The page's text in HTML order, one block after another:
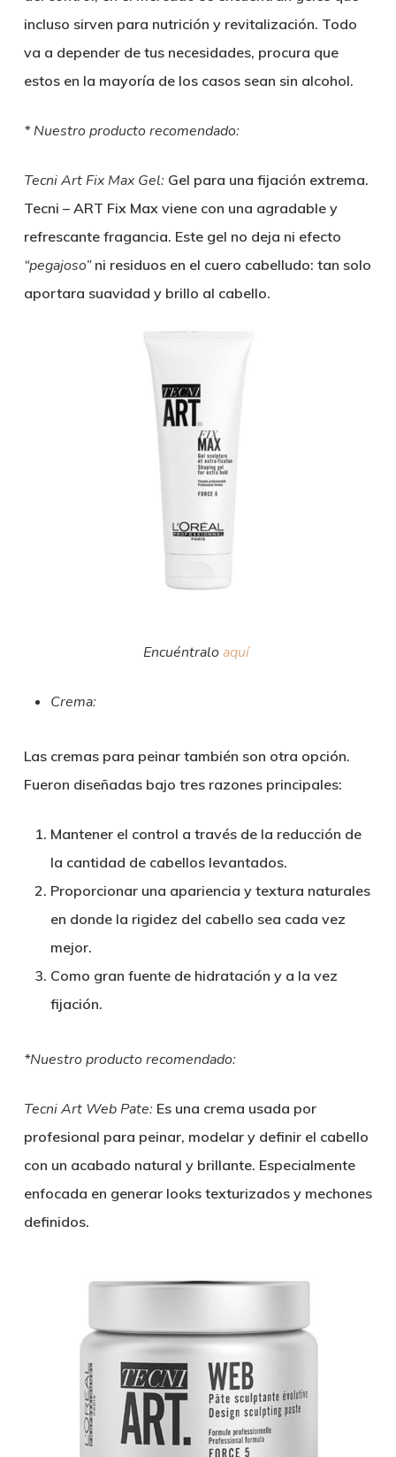
incluso sirven para nutrición y revitalización. Todo
va a depender de tus necesidades, procura que
estos en la mayoría de los casos sean sin alcohol.
* Nuestro producto recomendado:
Tecni Art Fix Max Gel: Gel para una fijación extrema.
Tecni – ART Fix Max viene con una agradable y
refrescante fragancia. Este gel no deja ni efecto
“pegajoso” ni residuos en el cuero cabelludo: tan solo
aportara suavidad y brillo al cabello.
Encuéntraloaquí
Crema:
Las cremas para peinar también son otra opción.
Fueron diseñadas bajo tres razones principales:
Mantener el control a través de la reducción de
la cantidad de cabellos levantados.
Proporcionar una apariencia y textura naturales
en donde la rigidez del cabello sea cada vez
mejor.
Como gran fuente de hidratación y a la vez
fijación.
*Nuestro producto recomendado:
Tecni Art Web Pate: Es una crema usada por
profesional para peinar, modelar y definir el cabello
con un acabado natural y brillante. Especialmente
enfocada en generar looks texturizados y mechones
definidos.